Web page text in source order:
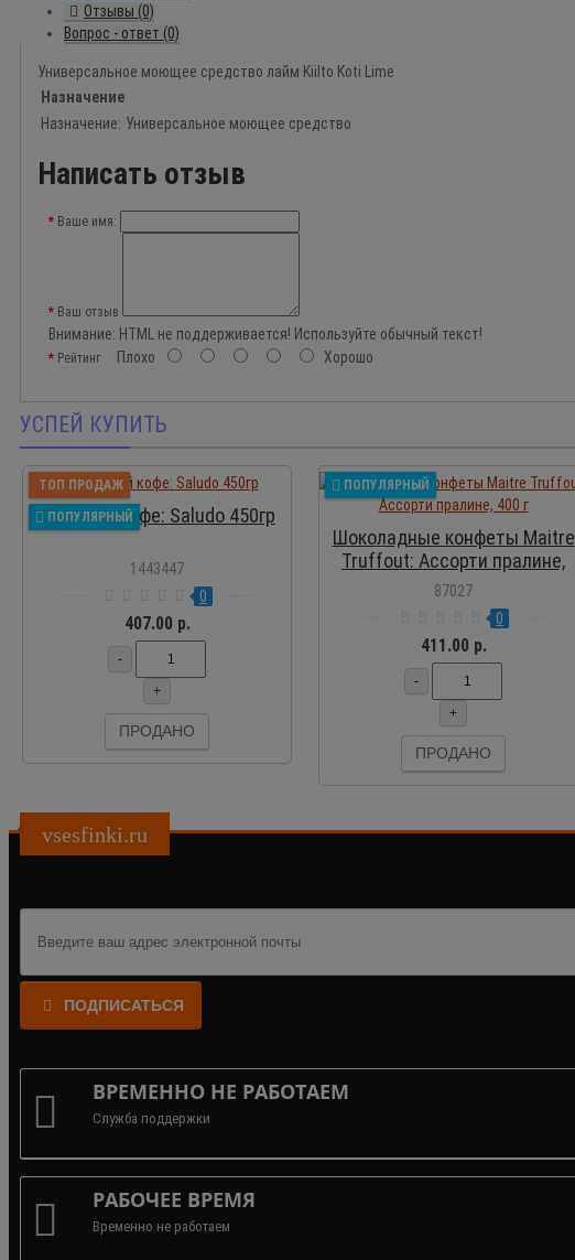
Отзывы (0)
Вопрос - ответ (0)
Универсальное моющее средство лайм Kiilto Koti Lime
Назначение
Назначение: Универсальное моющее средство
Написать отзыв
Ваше имя:
Ваш отзыв
Внимание: HTML не поддерживается! Используйте обычный текст!
Рейтинг Плохо Хорошо
УСПЕЙ КУПИТЬ
ПРОСМОТР
ТОП ПРОДАЖ
ПОПУЛЯРНЫЙ
Молотый кофе: Saludo 450гр
1443447
0
407.00 р.
-
+
ПРОДАНО
ПОПУЛЯРНЫЙ
Шоколадные конфеты Maitre
Truffout: Ассорти пралине,
400 г
87027
0
411.00 р.
-
+
ПРОДАНО
vsesfinki.ru
ПОДПИСАТЬСЯ
ВРЕМЕННО НЕ РАБОТАЕМ
Служба поддержки
РАБОЧЕЕ ВРЕМЯ
Временно не работаем